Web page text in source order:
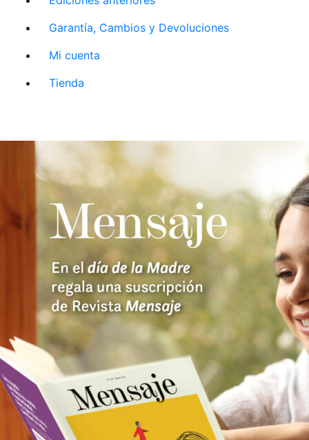
Garantía, Cambios y Devoluciones
Mi cuenta
Tienda